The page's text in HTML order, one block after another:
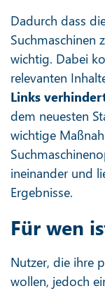
Dadurch dass
Suchmaschinen
wichtig. Dabei
relevanten
Links
dem neuesten
wichtige
ineinander und
Ergebnisse.
Für wen
Nutzer, die ihre
wollen, jedoch